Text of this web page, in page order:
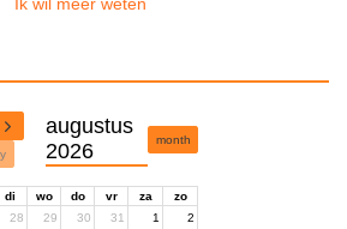
Ik wil meer weten
augustus
2026
month
di wo do vr za
zo
28 29 30 31 1 2